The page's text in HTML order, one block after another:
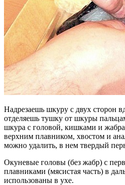
Надрезаешь шкуру с двух сторон
отделяешь тушку от шкуры
шкура с головой, кишками и
верхним плавником, хвостом и
можно удалить, в нем твердый
Окуневые головы (без жабр) с
плавниками (мясистая часть) в
использованы в ухе.